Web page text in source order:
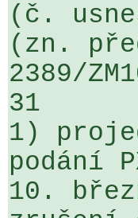
(č.
(zn.
2389/
31
1)
podání
10.